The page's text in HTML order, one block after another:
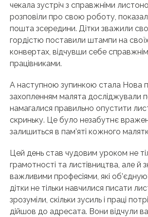
чекала зустріч з справжніми
розповіли про свою роботу,
пошта зсередини. Дітки зважили
гордістю поставили штампи на
конвертах, відчувши себе
працівниками.
А наступною зупинкою стала Нова
захопленням малята досліджували
намагалися правильно опустити
скриньку. Це було незабутнє
залишиться в пам’яті кожного
Цей день став чудовим уроком не
грамотності та листівництва, але й
важливими професіями, які
дітки не тільки навчилися писати
зрозуміли, скільки зусиль і праці
дійшов до адресата. Вони відчули